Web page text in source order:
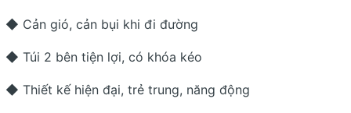
◆ Cản gió, cản bụi khi đi đường
◆ Túi 2 bên tiện lợi, có khóa kéo
◆ Thiết kế hiện đại, trẻ trung, năng động